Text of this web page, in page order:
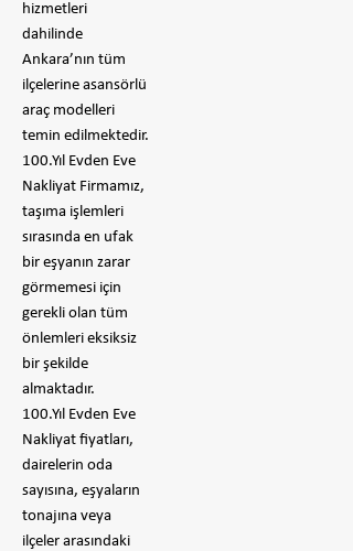
hizmetleri
dahilinde
Ankara’nın tüm
ilçelerine asansörlü
araç modelleri
temin edilmektedir.
100.Yıl Evden Eve
Nakliyat Firmamız,
taşıma işlemleri
sırasında en ufak
bir eşyanın zarar
görmemesi için
gerekli olan tüm
önlemleri eksiksiz
bir şekilde
almaktadır.
100.Yıl Evden Eve
Nakliyat fiyatları,
dairelerin oda
sayısına, eşyaların
tonajına veya
ilçeler arasındaki